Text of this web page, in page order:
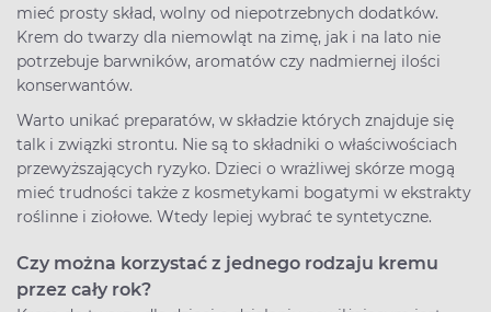
mieć prosty skład, wolny od niepotrzebnych dodatków.
Krem do twarzy dla niemowląt na zimę, jak i na lato nie
potrzebuje barwników, aromatów czy nadmiernej ilości
konserwantów.
Warto unikać preparatów, w składzie których znajduje się
talk i związki strontu. Nie są to składniki o właściwościach
przewyższających ryzyko. Dzieci o wrażliwej skórze mogą
mieć trudności także z kosmetykami bogatymi w ekstrakty
roślinne i ziołowe. Wtedy lepiej wybrać te syntetyczne.
Czy można korzystać z jednego rodzaju kremu
przez cały rok?